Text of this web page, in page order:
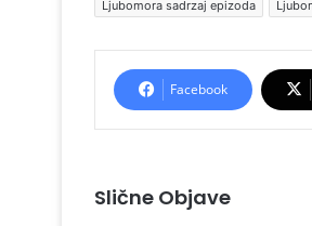
Ljubomora sadrzaj epizoda
Facebook
Slične Objave